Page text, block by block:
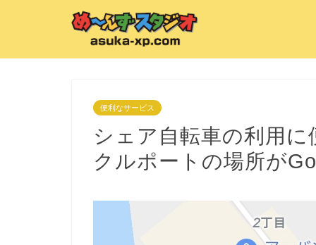
便利なサービス
シェア自転車の利用に
クルポートの場所が